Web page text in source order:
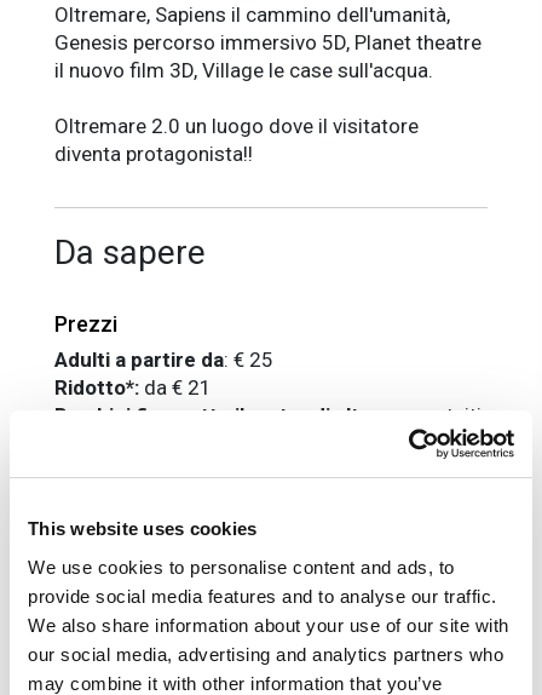
This website uses cookies
We use cookies to personalise content and ads, to
provide social media features and to analyse our traffic.
We also share information about your use of our site with
our social media, advertising and analytics partners who
may combine it with other information that you’ve
Oltremare, Sapiens il cammino dell'umanità,
Genesis percorso immersivo 5D, Planet theatre
il nuovo film 3D, Village le case sull'acqua.
Oltremare 2.0 un luogo dove il visitatore
diventa protagonista!!
Da sapere
Prezzi
Adulti a partire da: € 25
Ridotto*: da € 21
Bambini fino sotto il metro di altezza:
gratuiti,
*Ridotto: da 100 cm a 140 cm di altezza; over
Biglietto d'ingresso a Oltremare.
La quota non include
Tutto quanto non espressamente indicato in "la